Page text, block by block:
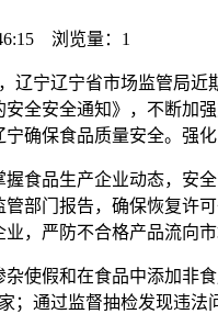
浏览量：1
辽宁辽宁省市场监管局
全安全通知》，不断加
确保食品质量安全。强化
食品生产企业动态，安
管部门报告，确保恢复许
，严防不合格产品流向市
使假和在食品中添加非
通过监督抽检发现违